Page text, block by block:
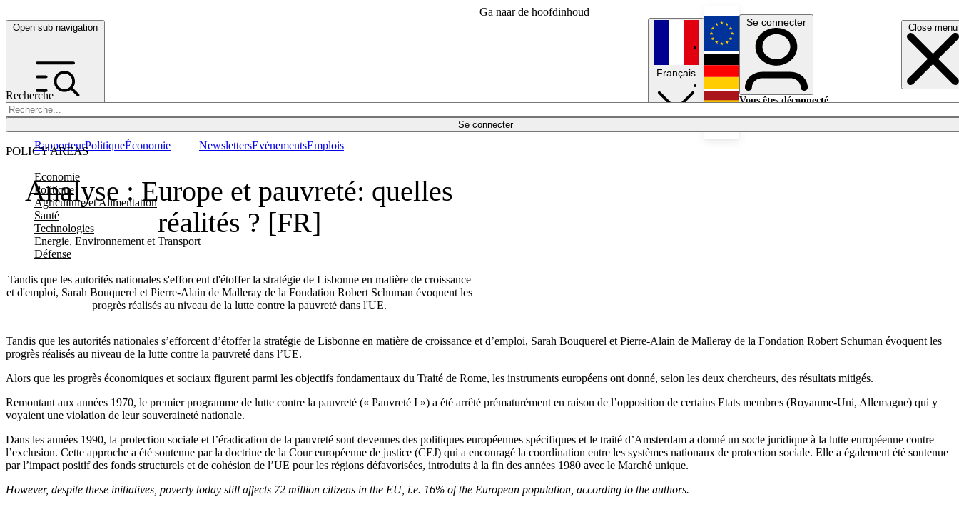
Ga naar de hoofdinhoud
Open sub navigation Close menu
Recherche
Se connecter
POLICY AREAS
Economie
Politique
Agriculture et Alimentation
Santé
Technologies
Energie, Environnement et Transport
Défense
RapporteurPolitiqueÉconomie NewslettersEvénementsEmplois
Français
English
Deutsch
Se connecter
Vous êtes déconnecté.
Analyse : Europe et pauvreté: quelles
réalités ? [FR]
Tandis que les autorités nationales s'efforcent d'étoffer la stratégie de Lisbonne en matière de croissance
et d'emploi, Sarah Bouquerel et Pierre-Alain de Malleray de la Fondation Robert Schuman évoquent les
progrès réalisés au niveau de la lutte contre la pauvreté dans l'UE.
Tandis que les autorités nationales s’efforcent d’étoffer la stratégie de Lisbonne en matière de croissance et d’emploi, Sarah Bouquerel et Pierre-Alain de Malleray de la Fondation Robert Schuman évoquent les
progrès réalisés au niveau de la lutte contre la pauvreté dans l’UE.
Alors que les progrès économiques et sociaux figurent parmi les objectifs fondamentaux du Traité de Rome, les instruments européens ont donné, selon les deux chercheurs, des résultats mitigés.
Remontant aux années 1970, le premier programme de lutte contre la pauvreté (« Pauvreté I ») a été arrêté prématurément en raison de l’opposition de certains Etats membres (Royaume-Uni, Allemagne) qui y
voyaient une violation de leur souveraineté nationale.
Dans les années 1990, la protection sociale et l’éradication de la pauvreté sont devenues des politiques européennes spécifiques et le traité d’Amsterdam a donné un socle juridique à la lutte européenne contre
l’exclusion. Cette approche a été soutenue par la doctrine de la Cour européenne de justice (CEJ) qui a encouragé la coordination entre les systèmes nationaux de protection sociale. Elle a également été soutenue
par l’impact positif des fonds structurels et de cohésion de l’UE pour les régions défavorisées, introduits à la fin des années 1980 avec le Marché unique.
However, despite these initiatives, poverty today still affects 72 million citizens in the EU, i.e. 16% of the European population, according to the authors.